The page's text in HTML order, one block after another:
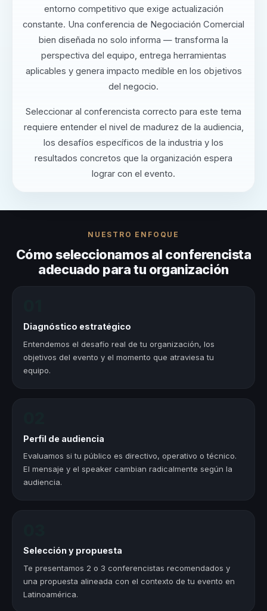
entorno competitivo que exige actualización
constante. Una conferencia de Negociación Comercial
bien diseñada no solo informa — transforma la
perspectiva del equipo, entrega herramientas
aplicables y genera impacto medible en los objetivos
del negocio.
Seleccionar al conferencista correcto para este tema
requiere entender el nivel de madurez de la audiencia,
los desafíos específicos de la industria y los
resultados concretos que la organización espera
lograr con el evento.
NUESTRO ENFOQUE
Cómo seleccionamos al conferencista
adecuado para tu organización
Diagnóstico estratégico
Entendemos el desafío real de tu organización, los
objetivos del evento y el momento que atraviesa tu
equipo.
Perfil de audiencia
Evaluamos si tu público es directivo, operativo o técnico.
El mensaje y el speaker cambian radicalmente según la
audiencia.
Selección y propuesta
Te presentamos 2 o 3 conferencistas recomendados y
una propuesta alineada con el contexto de tu evento en
Latinoamérica.